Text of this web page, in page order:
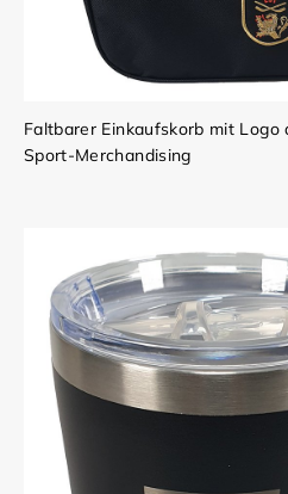
Faltbarer Einkaufskorb mit Logo
Sport-Merchandising